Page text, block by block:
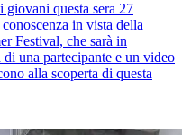
questa sera 27
in vista della
Festival, che sarà in
una partecipante e un video
alla scoperta di questa